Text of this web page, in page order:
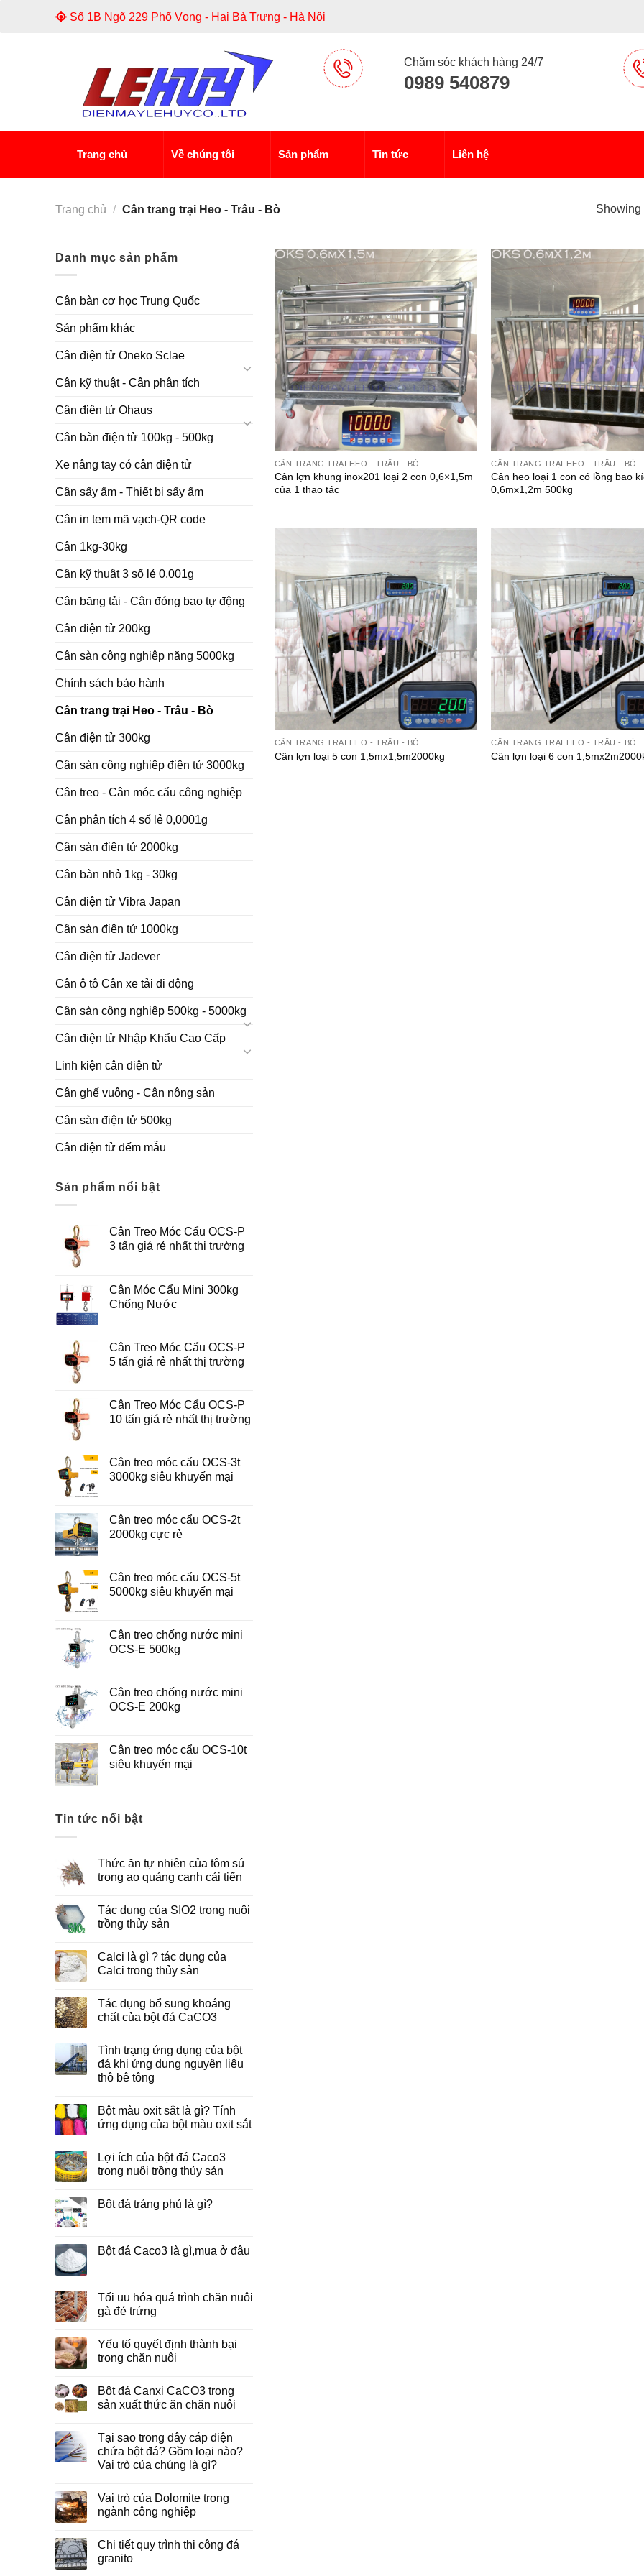
Số 1B Ngõ 229 Phố Vọng - Hai Bà Trưng - Hà Nội
Chăm sóc khách hàng 24/7
0989 540879
Trang chủ Về chúng tôi Sản phẩm Tin tức Liên hệ
Trang chủ / Cân trang trại Heo - Trâu - Bò Showing
Danh mục sản phẩm
Cân bàn cơ học Trung Quốc
Sản phẩm khác
Cân điện tử Oneko Sclae
Cân kỹ thuật - Cân phân tích
Cân điện tử Ohaus
Cân bàn điện tử 100kg - 500kg
Xe nâng tay có cân điện tử
Cân sấy ẩm - Thiết bị sấy ẩm
Cân in tem mã vạch-QR code
Cân 1kg-30kg
Cân kỹ thuật 3 số lẻ 0,001g
Cân băng tải - Cân đóng bao tự động
Cân điện tử 200kg
Cân sàn công nghiệp nặng 5000kg
Chính sách bảo hành
Cân trang trại Heo - Trâu - Bò
Cân điện tử 300kg
Cân sàn công nghiệp điện tử 3000kg
Cân treo - Cân móc cẩu công nghiệp
Cân phân tích 4 số lẻ 0,0001g
Cân sàn điện tử 2000kg
Cân bàn nhỏ 1kg - 30kg
Cân điện tử Vibra Japan
Cân sàn điện tử 1000kg
Cân điện tử Jadever
Cân ô tô Cân xe tải di động
Cân sàn công nghiệp 500kg - 5000kg
Cân điện tử Nhập Khẩu Cao Cấp
Linh kiện cân điện tử
Cân ghế vuông - Cân nông sản
Cân sàn điện tử 500kg
Cân điện tử đếm mẫu
Sản phẩm nổi bật
Cân Treo Móc Cẩu OCS-P
3 tấn giá rẻ nhất thị trường
Cân Móc Cẩu Mini 300kg
Chống Nước
Cân Treo Móc Cẩu OCS-P
5 tấn giá rẻ nhất thị trường
Cân Treo Móc Cẩu OCS-P
10 tấn giá rẻ nhất thị trường
Cân treo móc cẩu OCS-3t
3000kg siêu khuyến mại
Cân treo móc cẩu OCS-2t
2000kg cực rẻ
Cân treo móc cẩu OCS-5t
5000kg siêu khuyến mại
Cân treo chống nước mini
OCS-E 500kg
Cân treo chống nước mini
OCS-E 200kg
Cân treo móc cẩu OCS-10t
siêu khuyến mại
Tin tức nổi bật
Thức ăn tự nhiên của tôm sú
trong ao quảng canh cải tiến
Tác dụng của SIO2 trong nuôi
trồng thủy sản
Calci là gì ? tác dụng của
Calci trong thủy sản
Tác dụng bổ sung khoáng
chất của bột đá CaCO3
Tình trạng ứng dụng của bột
đá khi ứng dụng nguyên liệu
thô bê tông
Bột màu oxit sắt là gì? Tính
ứng dụng của bột màu oxit sắt
Lợi ích của bột đá Caco3
trong nuôi trồng thủy sản
Bột đá tráng phủ là gì?
Bột đá Caco3 là gì,mua ở đâu
Tối uu hóa quá trình chăn nuôi
gà đẻ trứng
Yếu tố quyết định thành bại
trong chăn nuôi
Bột đá Canxi CaCO3 trong
sản xuất thức ăn chăn nuôi
Tại sao trong dây cáp điện
chứa bột đá? Gồm loại nào?
Vai trò của chúng là gì?
Vai trò của Dolomite trong
ngành công nghiệp
Chi tiết quy trình thi công đá
granito
CÂN TRANG TRẠI HEO - TRÂU - BÒ
Cân lợn khung inox201 loại 2 con 0,6×1,5m
của 1 thao tác
CÂN TRANG TRẠI HEO - TRÂU - BÒ
Cân heo loại 1 con có lồng bao
0,6mx1,2m 500kg
CÂN TRANG TRẠI HEO - TRÂU - BÒ
Cân lợn loại 5 con 1,5mx1,5m2000kg
CÂN TRANG TRẠI HEO - TRÂU - BÒ
Cân lợn loại 6 con